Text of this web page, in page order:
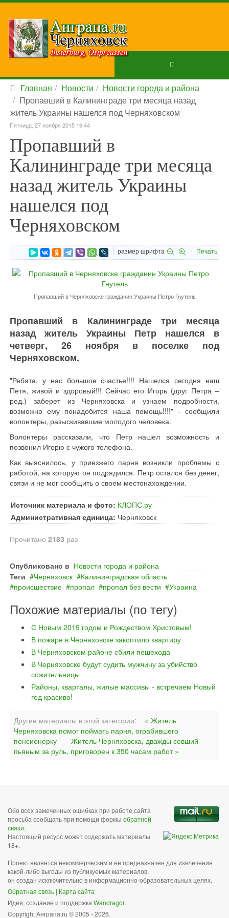
Главная Новости
Новости города и района
Пропавший в Калининграде три месяца назад
житель Украины нашелся под Черняховском
Пятница, 27 ноября 2015 19:44
Пропавший в
Калининграде три месяца
назад житель Украины
нашелся под
Черняховском
размер шрифта Печать
Пропавший в Черняховске гражданин Украины Петро Гнутель
Пропавший в Калининграде три месяца
назад житель Украины Петр нашелся в
четверг, 26 ноября в поселке под
Черняховском.
"Ребята, у нас большое счастье!!!! Нашелся сегодня наш
Петя, живой и здоровый!!! Сейчас его Игорь (друг Петра –
ред.) заберет из Черняховска и узнаем подробности,
возможно ему понадобится наша помощь!!!!" - сообщили
волонтеры, разыскивавшие молодого человека.
Волонтеры рассказали, что Петр нашел возможность и
позвонил Игорю с чужого телефона.
Как выяснилось, у приезжего парня возникли проблемы с
работой, на которую он подрядился. Петр остался без денег,
связи и не мог сообщить о своем местонахождении.
Источник материала и фото: КЛОПС.ру
Административная единица: Черняховск
Прочитано 2183 раз
Опубликовано в Новости города и района
Теги
Черняховск
Калининградская область
происшествие
пропал пропал без вести Украина
Похожие материалы (по тегу)
С Новым 2019 годом и Рождеством Христовым!
В пожаре в Черняховске закоптило квартиру
В Черняховском районе сбили пешехода
В Черняховске будут судить мужчину за убийство
сожительницы
Районы, кварталы, жилые массивы - встречаем Новый
год красиво!
Другие материалы в этой категории:
« Житель
Черняховска помог поймать парня, ограбившего
пенсионерку
Житель Черняховска, дважды севший
пьяным за руль, приговорен к 350 часам работ »
Обо всех замеченных ошибках при работе сайта
просьба сообщать при помощи формы обратной
связи.
Настоящий ресурс может содержать материалы
18+.
Проект является некоммерческим и не предназначен для извлечения
какой-либо выгоды из публикуемых материалов,
он создан исключительно в информационно-образовательных целях.
Обратная связь | Карта сайта
Идея, создание и поддержка Wandragor.
Copyright Анграпа.ru © 2005 - 2026.